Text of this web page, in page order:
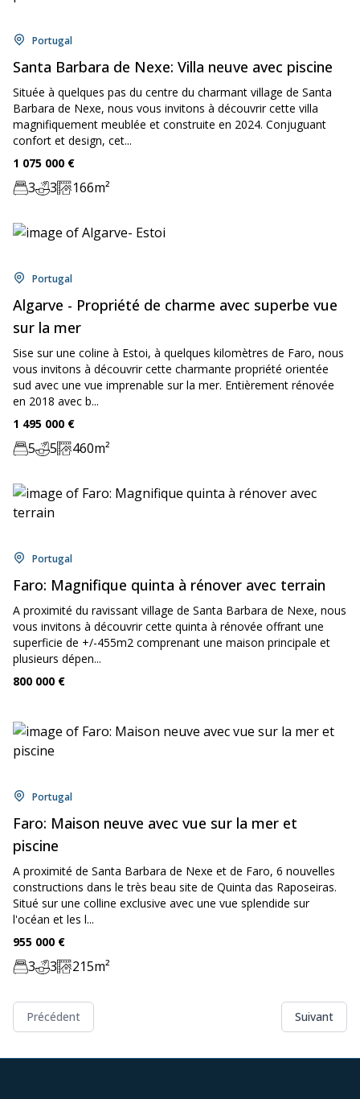
Location:
Portugal
Santa Barbara de Nexe: Villa neuve avec piscine
Située à quelques pas du centre du charmant village de Santa
Barbara de Nexe, nous vous invitons à découvrir cette villa
magnifiquement meublée et construite en 2024. Conjuguant
confort et design, cet...
Price:
1 075 000 €
Chambre:
3Bathrooms:
3Zone:
166m²
Location:
Portugal
Algarve - Propriété de charme avec superbe vue
sur la mer
Sise sur une coline à Estoi, à quelques kilomètres de Faro, nous
vous invitons à découvrir cette charmante propriété orientée
sud avec une vue imprenable sur la mer. Entièrement rénovée
en 2018 avec b...
Price:
1 495 000 €
Chambre:
5Bathrooms:
5Zone:
460m²
Location:
Portugal
Faro: Magnifique quinta à rénover avec terrain
A proximité du ravissant village de Santa Barbara de Nexe, nous
vous invitons à découvrir cette quinta à rénovée offrant une
superficie de +/-455m2 comprenant une maison principale et
plusieurs dépen...
Price:
800 000 €
Location:
Portugal
Faro: Maison neuve avec vue sur la mer et
piscine
A proximité de Santa Barbara de Nexe et de Faro, 6 nouvelles
constructions dans le très beau site de Quinta das Raposeiras.
Situé sur une colline exclusive avec une vue splendide sur
l'océan et les l...
Price:
955 000 €
Chambre:
3Bathrooms:
3Zone:
215m²
Précédent Suivant